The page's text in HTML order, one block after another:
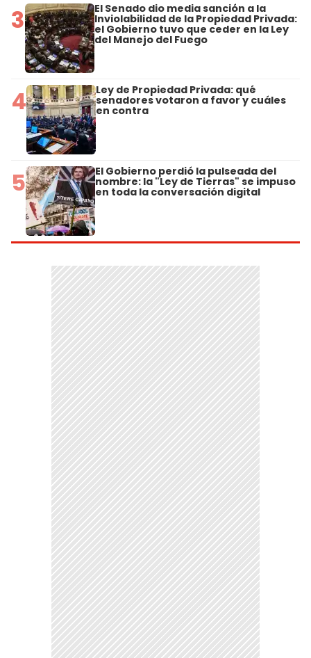
3 El Senado dio media sanción a la
Inviolabilidad de la Propiedad Privada:
el Gobierno tuvo que ceder en la Ley
del Manejo del Fuego
4 Ley de Propiedad Privada: qué
senadores votaron a favor y cuáles
en contra
5 El Gobierno perdió la pulseada del
nombre: la "Ley de Tierras" se impuso
en toda la conversación digital